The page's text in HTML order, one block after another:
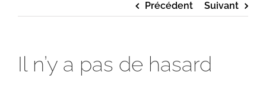
Précédent Suivant
Il n’y a pas de hasard